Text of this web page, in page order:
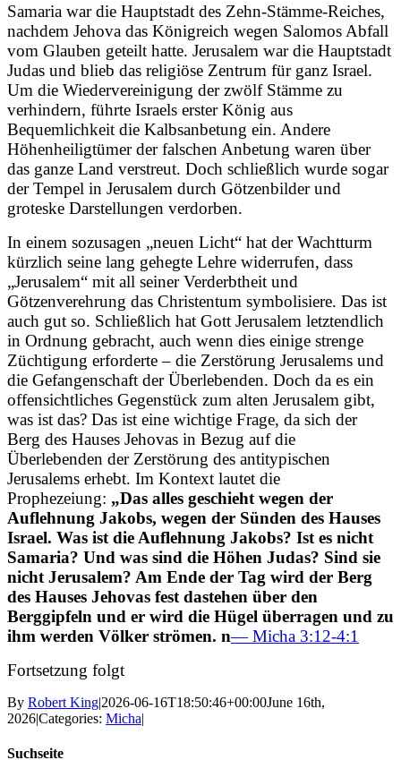
Samaria war die Hauptstadt des Zehn-Stämme-Reiches,
nachdem Jehova das Königreich wegen Salomos Abfall
vom Glauben geteilt hatte. Jerusalem war die Hauptstadt
Judas und blieb das religiöse Zentrum für ganz Israel.
Um die Wiedervereinigung der zwölf Stämme zu
verhindern, führte Israels erster König aus
Bequemlichkeit die Kalbsanbetung ein. Andere
Höhenheiligtümer der falschen Anbetung waren über
das ganze Land verstreut. Doch schließlich wurde sogar
der Tempel in Jerusalem durch Götzenbilder und
groteske Darstellungen verdorben.
In einem sozusagen „neuen Licht“ hat der Wachtturm
kürzlich seine lang gehegte Lehre widerrufen, dass
„Jerusalem“ mit all seiner Verderbtheit und
Götzenverehrung das Christentum symbolisiere. Das ist
auch gut so. Schließlich hat Gott Jerusalem letztendlich
in Ordnung gebracht, auch wenn dies einige strenge
Züchtigung erforderte – die Zerstörung Jerusalems und
die Gefangenschaft der Überlebenden. Doch da es ein
offensichtliches Gegenstück zum alten Jerusalem gibt,
was ist das? Das ist eine wichtige Frage, da sich der
Berg des Hauses Jehovas in Bezug auf die
Überlebenden der Zerstörung des antitypischen
Jerusalems erhebt. Im Kontext lautet die
Prophezeiung: „Das alles geschieht wegen der
Auflehnung Jakobs, wegen der Sünden des Hauses
Israel. Was ist die Auflehnung Jakobs? Ist es nicht
Samaria? Und was sind die Höhen Judas? Sind sie
nicht Jerusalem? Am Ende der Tag wird der Berg
des Hauses Jehovas fest dastehen über den
Berggipfeln und er wird die Hügel überragen und zu
ihm werden Völker strömen. n— Micha 3:12-4:1
Fortsetzung folgt
By Robert King|2026-06-16T18:50:46+00:00June 16th,
2026|Categories: Micha|
Suchseite